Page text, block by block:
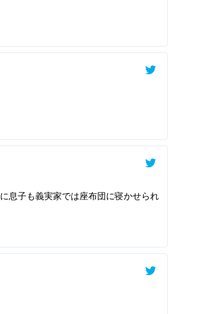
息子も義実家では座布団に寝かせられ